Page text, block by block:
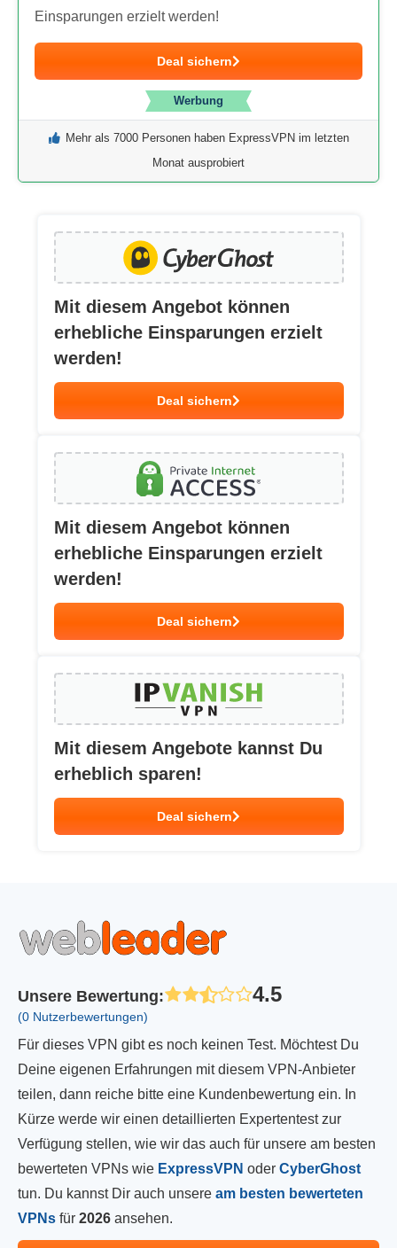
Einsparungen erzielt werden!
Deal sichern
Werbung
Mehr als 7000 Personen haben ExpressVPN im letzten
Monat ausprobiert
Mit diesem Angebot können
erhebliche Einsparungen erzielt
werden!
Deal sichern
Mit diesem Angebot können
erhebliche Einsparungen erzielt
werden!
Deal sichern
Mit diesem Angebote kannst Du
erheblich sparen!
Deal sichern
Unsere Bewertung: 4.5
(0 Nutzerbewertungen)
Für dieses VPN gibt es noch keinen Test. Möchtest Du
Deine eigenen Erfahrungen mit diesem VPN-Anbieter
teilen, dann reiche bitte eine Kundenbewertung ein. In
Kürze werde wir einen detaillierten Expertentest zur
Verfügung stellen, wie wir das auch für unsere am besten
bewerteten VPNs wie ExpressVPN oder CyberGhost
tun. Du kannst Dir auch unsere am besten bewerteten
VPNs für 2026 ansehen.